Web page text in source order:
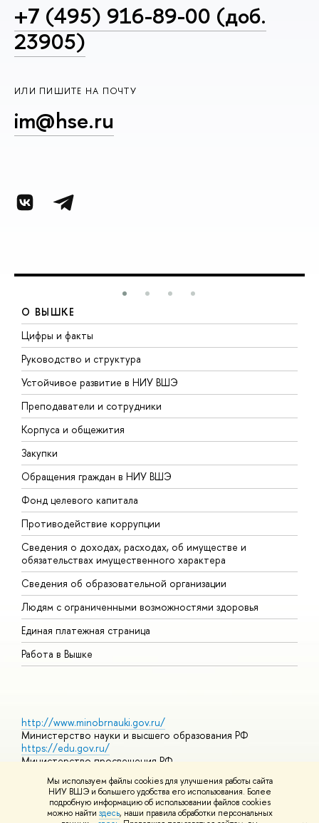
Мы используем файлы cookies для улучшения работы сайта
НИУ ВШЭ и большего удобства его использования. Более
подробную информацию об использовании файлов cookies
можно найти здесь, наши правила обработки персональных
+7 (495) 916-89-00 (доб.
23905)
ИЛИ ПИШИТЕ НА ПОЧТУ
im@hse.ru
О ВЫШКЕ
Цифры и факты
Руководство и структура
Устойчивое развитие в НИУ ВШЭ
Преподаватели и сотрудники
Корпуса и общежития
Закупки
Обращения граждан в НИУ ВШЭ
Фонд целевого капитала
Противодействие коррупции
Сведения о доходах, расходах, об имуществе и
обязательствах имущественного характера
Сведения об образовательной организации
Людям с ограниченными возможностями здоровья
Единая платежная страница
Работа в Вышке
http://www.minobrnauki.gov.ru/
Министерство науки и высшего образования РФ
https://edu.gov.ru/
Министерство просвещения РФ
https://elearning.hse.ru/mooc
Массовые открытые онлайн-курсы